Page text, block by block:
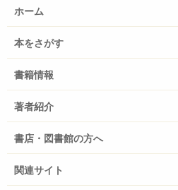
ホーム
本をさがす
書籍情報
著者紹介
書店・図書館の方へ
関連サイト